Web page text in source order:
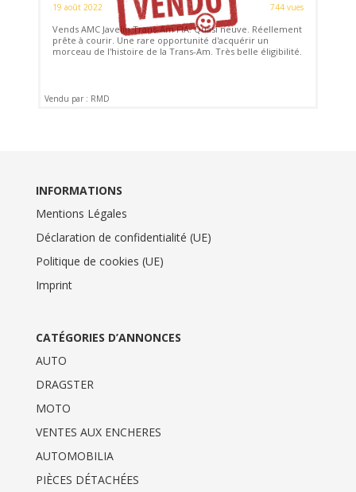
19 août 2022
744 vues
Vends AMC Javelin Trans-Am FIA. Quasi neuve. Réellement
prête à courir. Une rare opportunité d'acquérir un
morceau de l'histoire de la Trans-Am. Très belle éligibilité.
Vendu par : RMD
INFORMATIONS
Mentions Légales
Déclaration de confidentialité (UE)
Politique de cookies (UE)
Imprint
CATÉGORIES D’ANNONCES
AUTO
DRAGSTER
MOTO
VENTES AUX ENCHERES
AUTOMOBILIA
PIÈCES DÉTACHÉES